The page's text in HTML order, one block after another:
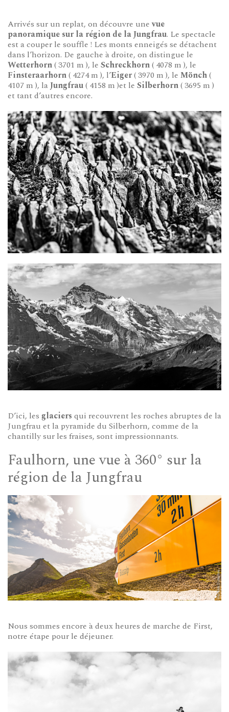
Arrivés sur un replat, on découvre unevue
panoramique sur la région de la Jungfrau. Le spectacle
est a couper le souffle ! Les monts enneigés se détachent
dans l’horizon. De gauche à droite, on distingue le
Wetterhorn( 3701 m ), le Schreckhorn( 4078 m ), le
Finsteraarhorn( 4274 m ), l’Eiger( 3970 m ), le Mönch(
4107 m ), la Jungfrau( 4158 m )et le Silberhorn( 3695 m )
et tant d’autres encore.
D’ici, les glaciers qui recouvrent les roches abruptes de la
Jungfrau et la pyramide du Silberhorn, comme de la
chantilly sur les fraises, sont impressionnants.
Faulhorn, une vue à 360° sur la
région de la Jungfrau
Nous sommes encore à deux heures de marche de First,
notre étape pour le déjeuner.